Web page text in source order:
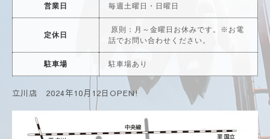
営業日 毎週土曜日・日曜日
定休日
原則：月～金曜日お休みです。※お電
話でお問い合わせください。
駐車場 駐車場あり
立川店 2024年10月12日OPEN!